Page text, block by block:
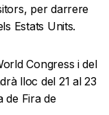
per darrere
Estats Units.
Congress i del
lloc del 21 al 23
de Fira de